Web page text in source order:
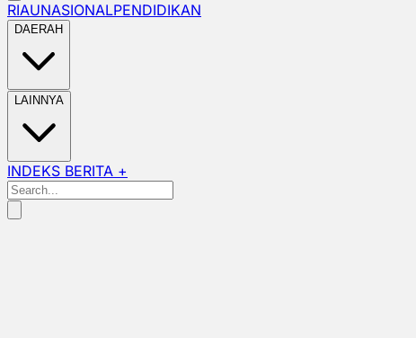
RIAUNASIONALPENDIDIKAN
DAERAH
LAINNYA
INDEKS BERITA +